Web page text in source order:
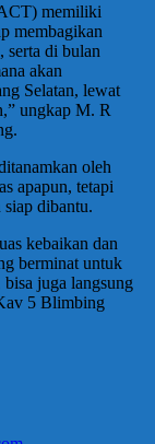
memiliki
membagikan
serta di bulan
akan
Selatan, lewat
ungkap M. R
oleh
apapun, tetapi
dibantu.
kebaikan dan
berminat untuk
juga langsung
5 Blimbing